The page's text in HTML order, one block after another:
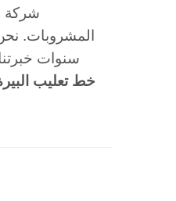
شركة
المشروبات.
سنوات
خط تعليب